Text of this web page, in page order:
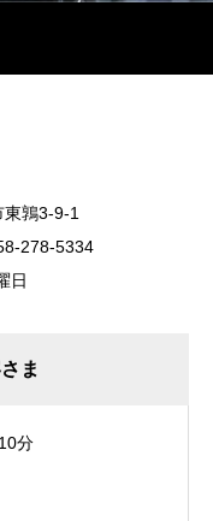
鶉3-9-1
278-5334
日
ま
分